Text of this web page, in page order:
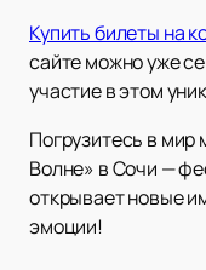
Купить билеты на
сайте можно уже
участие в этом
Погрузитесь в мир
Волне» в Сочи —
открывает новые
эмоции!